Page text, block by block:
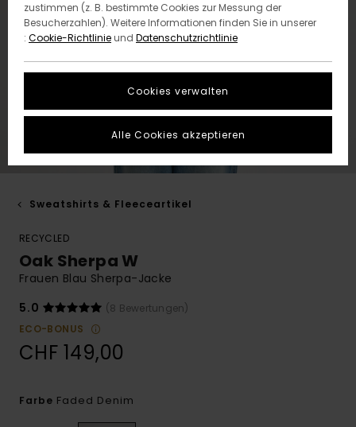
Sweatshirts & Fleeceartikel
RECYCLED
Oak Sherpa W
Frauen Blau Sherpa-Jacke
5.0
(8 Bewertungen)
ECO-BONUS
CHF 149,00
Farbe Faded Denim
zustimmen (z. B. bestimmte Cookies zur Messung der
Besucherzahlen). Weitere Informationen finden Sie in unserer
: Cookie-Richtlinieund Datenschutzrichtlinie
Cookies verwalten
Alle Cookies akzeptieren